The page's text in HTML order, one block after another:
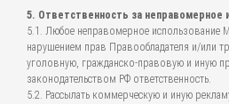
5. Ответственность за неправомерное
5.1. Любое неправомерное использование
нарушением прав Правообладателя и/или
уголовную, гражданско-правовую и иную
законодательством РФ ответственность.
5.2. Рассылать коммерческую и иную